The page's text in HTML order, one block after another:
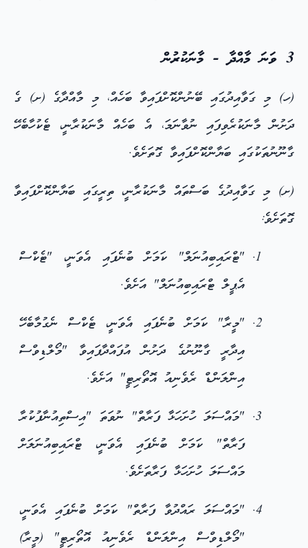
3 ވަނަ މާއްދާ - މާނަކުރުން
(ހ) މި ގަވާއިދުގައި ބޭނުންކޮށްފައިވާ ބަހެއް، މި މާއްދާގެ (ށ) ގެ
ދަށުން މާނަކުރެވިފައި ނުވާނަމަ، އެ ބަހެއް މާނަކުރާނީ، ޓެކުހާބެހޭ
ގާނޫނުތަކުގައި ބަޔާންކޮށްފައިވާ ގޮތަށެވެ.
(ށ) މި ގަވާއިދުގެ ބަސްތައް މާނަކުރާނީ، ތިރީގައި ބަޔާންކޮށްފައިވާ
ގޮތަށެވެ:
"ޓްރައިބިއުނަލް" ކަމަށް ބުނެފައި އެވަނީ، "ޓެކްސް
އެޕީލް ޓްރައިބިއުނަލް" އަށެވެ.
"މީރާ" ކަމަށް ބުނެފައި އެވަނީ، ޓެކްސް ނެގުމާބެހޭ
އިދާރީ ގާނޫނުގެ ދަށުން އުފައްދާފައިވާ "މޯލްޑިވްސް
އިންލަންޑް ރެވެނިއު އޮތޯރިޓީ" އަށެވެ.
"މައްސަލަ ހުށަހަޅާ ފަރާތް" ނުވަތަ "އިސްތިއުނާފުކުރާ
ފަރާތް" ކަމަށް ބުނެފައި އެވަނީ، ޓްރައިބިއުނަލަށް
މައްސަލަ ހުށަހަޅާ ފަރާތަށެވެ.
"މައްސަލަ ރައްދުވާ ފަރާތް" ކަމަށް ބުނެފައި އެވަނީ،
"މޯލްޑިވްސް އިންލަންޑް ރެވެނިއު އޮތޯރިޓީ" (މީރާ)